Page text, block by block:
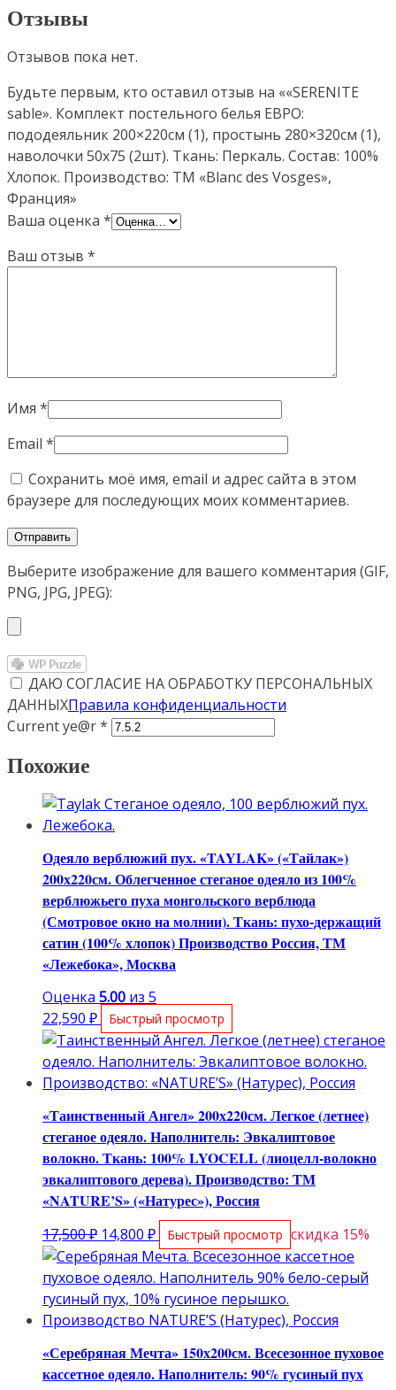
Отзывы
Отзывов пока нет.
Будьте первым, кто оставил отзыв на ««SERENITE
sable». Комплект постельного белья ЕВРО:
пододеяльник 200×220см (1), простынь 280×320см (1),
наволочки 50х75 (2шт). Ткань: Перкаль. Состав: 100%
Хлопок. Производство: ТМ «Blanc des Vosges»,
Франция»
Ваша оценка *
Ваш отзыв *
Имя *
Email *
Сохранить моё имя, email и адрес сайта в этом
браузере для последующих моих комментариев.
Выберите изображение для вашего комментария (GIF,
PNG, JPG, JPEG):
ДАЮ СОГЛАСИЕ НА ОБРАБОТКУ ПЕРСОНАЛЬНЫХ
ДАННЫХПравила конфиденциальности
Current ye@r*
Похожие
Одеяло верблюжий пух. «TAYLAK» («Тайлак»)
200х220см. Облегченное стеганое одеяло из 100%
верблюжьего пуха монгольского верблюда
(Смотровое окно на молнии). Ткань: пухо-держащий
сатин (100% хлопок) Производство Россия, ТМ
«Лежебока», Москва
Оценка 5.00 из 5
22,590 ₽ Быстрый просмотр
«Таинственный Ангел» 200х220см. Легкое (летнее)
стеганое одеяло. Наполнитель: Эвкалиптовое
волокно. Ткань: 100% LYOCELL (лиоцелл-волокно
эвкалиптового дерева). Производство: ТМ
«NATURE’S» («Натурес»), Россия
17,500₽ Первоначальная
цена
составляла
17,500 ₽.
14,800 ₽Текущая
цена:
14,800 ₽.
Быстрый просмотр скидка 15%
«Серебряная Мечта» 150х200см. Всесезонное пуховое
кассетное одеяло. Наполнитель: 90% гусиный пух